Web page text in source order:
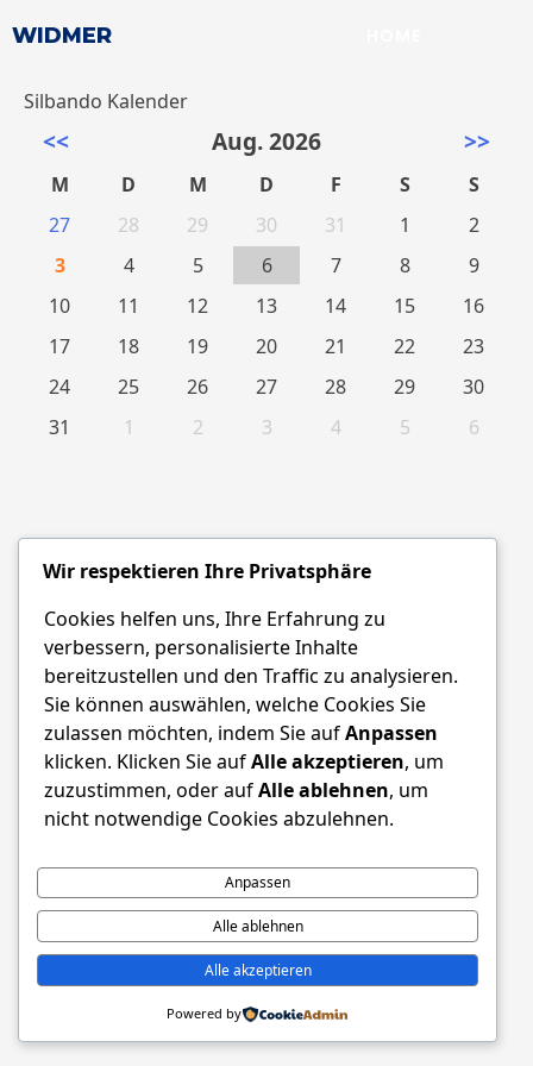
WIDMER
Silbando Kalender
<< Aug. 2026 >>
M D M D F S
S
27
28 29 30 31 1
2
3
4 5 6 7 8
9
10
11 12 13 14 15
16
17
18 19 20 21 22
23
24
25 26 27 28 29
30
31
1 2 3 4 5 6
Wir respektieren Ihre Privatsphäre
Cookies helfen uns, Ihre Erfahrung zu
verbessern, personalisierte Inhalte
bereitzustellen und den Traffic zu analysieren.
Sie können auswählen, welche Cookies Sie
zulassen möchten, indem Sie aufAnpassen
klicken. Klicken Sie aufAlle akzeptieren, um
zuzustimmen, oder aufAlle ablehnen, um
nicht notwendige Cookies abzulehnen.
Anpassen
Alle ablehnen
Alle akzeptieren
Powered by